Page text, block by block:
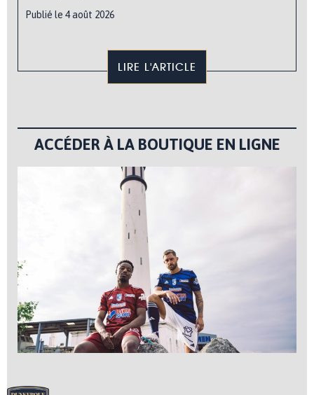
Publié le 4 août 2026
LIRE L'ARTICLE
ACCÉDER À LA BOUTIQUE EN LIGNE